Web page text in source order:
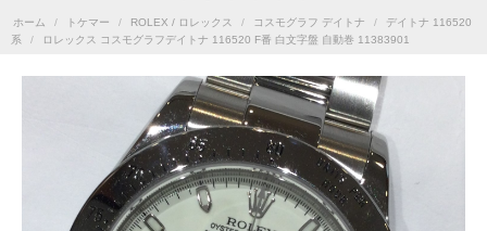
ホーム / トケマー / ROLEX / ロレックス / コスモグラフ デイトナ /
デイトナ 116520
系
/ ロレックス コスモグラフデイトナ 116520 F番 白文字盤 自動巻 11383901